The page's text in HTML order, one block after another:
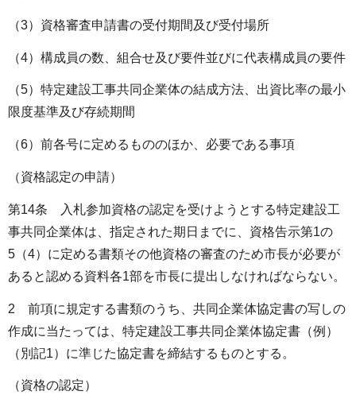
（3）資格審査申請書の受付期間及び受付場所
（4）構成員の数、組合せ及び要件並びに代表構成員の要件
（5）特定建設工事共同企業体の結成方法、出資比率の最小
限度基準及び存続期間
（6）前各号に定めるもののほか、必要である事項
（資格認定の申請）
第14条 入札参加資格の認定を受けようとする特定建設工
事共同企業体は、指定された期日までに、資格告示第1の
5（4）に定める書類その他資格の審査のため市長が必要が
あると認める資料各1部を市長に提出しなければならない。
2 前項に規定する書類のうち、共同企業体協定書の写しの
作成に当たっては、特定建設工事共同企業体協定書（例）
（別記1）に準じた協定書を締結するものとする。
（資格の認定）